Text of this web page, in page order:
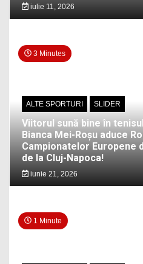
iulie 11, 2026
3 Minutes
ALTE SPORTURI SLIDER
Viitorul sună bine în
Bianca Mei-Roșu aduce
Campionatelor Europene
de la Cluj-Napoca!
iunie 21, 2026
1 Minute